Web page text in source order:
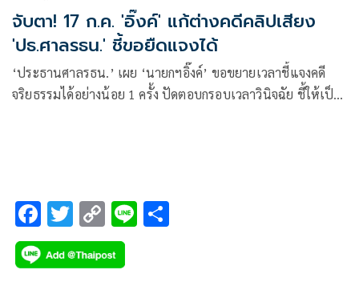
จับตา! 17 ก.ค. 'อิ๊งค์' แก้ต่างคดีคลิปเสียง
'ปธ.ศาลรธน.' ชี้ขอยืดแจงได้
‘ประธานศาลรธน.’ เผย ‘นายกฯอิ๊งค์’ ขอขยายเวลาชี้แจงคดี
จริยธรรมได้อย่างน้อย 1 ครั้ง ปัดตอบกรอบเวลาวินิจฉัย ชี้ให้เป็น
F
ac
e
T
wi
tt
C
o
p
Li